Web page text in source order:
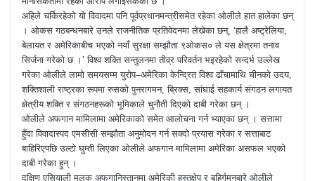
अहिले चर्किरहेको यो विवादमा पनि पूर्वप्रधानमन्त्रीसमेत रहेका ओलीले हात हालेका छन्
। ओकस गठबन्धनबारे उनले राजनीतिक प्रतिवेदनमा लेखेका छन्, ‘हालै अष्ट्रेलिया,
बेलायत र अमेरिकाबीच भएको नयाँ सुरक्षा सम्झौता ९ओकस० ले यस क्षेत्रमा तनाव
सिर्जना गरेको छ ।’ विश्व शक्ति सन्तुलनमा तीव्र परिवर्तन भइरहेको सन्दर्भ उल्लेख
गरेका ओलीले लामो समयसम्म युरोप–अमेरिका केन्द्रित विश्व ढाँचामाथि चीनको उदय,
शक्तिशाली राष्ट्रका रूपमा रुसको पुनरागमन, ब्रिक्स, सांघाई सहकार्य संगठन लगायत
क्षेत्रीय शक्ति र संगठनहरूको भूमिकाले चुनौती दिएको दाबी गरेका छन् ।
ओलीले अफगान मामिलामा अमेरिकाको समेत आलोचना गर्न भ्याएका छन् । सत्तामा
हुँदा विवादास्पद एमसीसी सम्झौता अनुमोदन गर्न सक्दो प्रयास गरेका र सत्ताबाट
बाहिरिएपछि उल्टो घुम्ती लिएका ओलीले अफगान मामिलामा अमेरिका असफल भएको
दाबी गरेका हुन् ।
दक्षिण एसियाली मुलुक अफगानिस्तानमा अमेरिकी हस्तक्षेप र बहिर्गमनबारे ओलीले